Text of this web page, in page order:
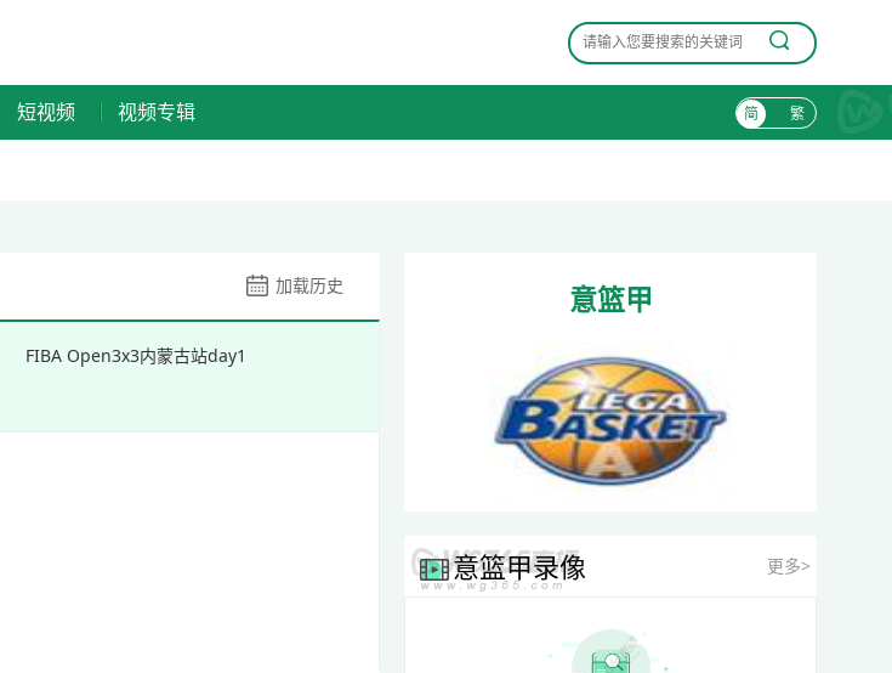
短视频 视频专辑 简 繁
加载历史
FIBA Open3x3内蒙古站day1
意篮甲
意篮甲录像 更多>